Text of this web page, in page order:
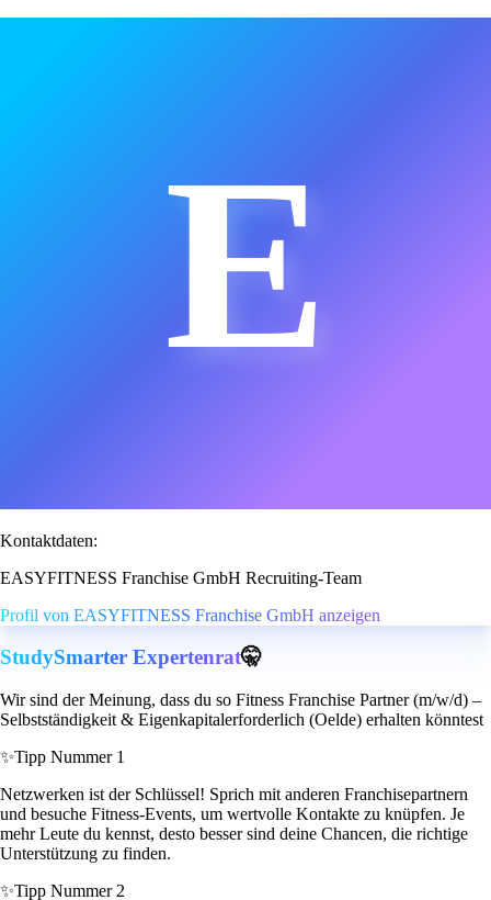
E
Kontaktdaten:
EASYFITNESS Franchise GmbH Recruiting-Team
Profil von EASYFITNESS Franchise GmbH anzeigen
StudySmarter Expertenrat🤫
Wir sind der Meinung, dass du so Fitness Franchise Partner (m/w/d) –
Selbstständigkeit & Eigenkapitalerforderlich (Oelde) erhalten könntest
✨Tipp Nummer 1
Netzwerken ist der Schlüssel! Sprich mit anderen Franchisepartnern
und besuche Fitness-Events, um wertvolle Kontakte zu knüpfen. Je
mehr Leute du kennst, desto besser sind deine Chancen, die richtige
Unterstützung zu finden.
✨Tipp Nummer 2